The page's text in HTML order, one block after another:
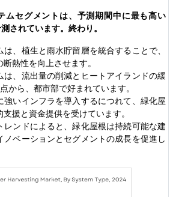
ムセグメントは、予測期間中に最も高い
されています。終わり。
、植生と雨水貯留層を統合することで、
熱性を向上させます。
は、流出量の削減とヒートアイランドの緩
から、都市部で好まれています。
強いインフラを導入するにつれて、緑化屋
援と資金提供を受けています。
レンドによると、緑化屋根は持続可能な建
ノベーションとセグメントの成長を促進し